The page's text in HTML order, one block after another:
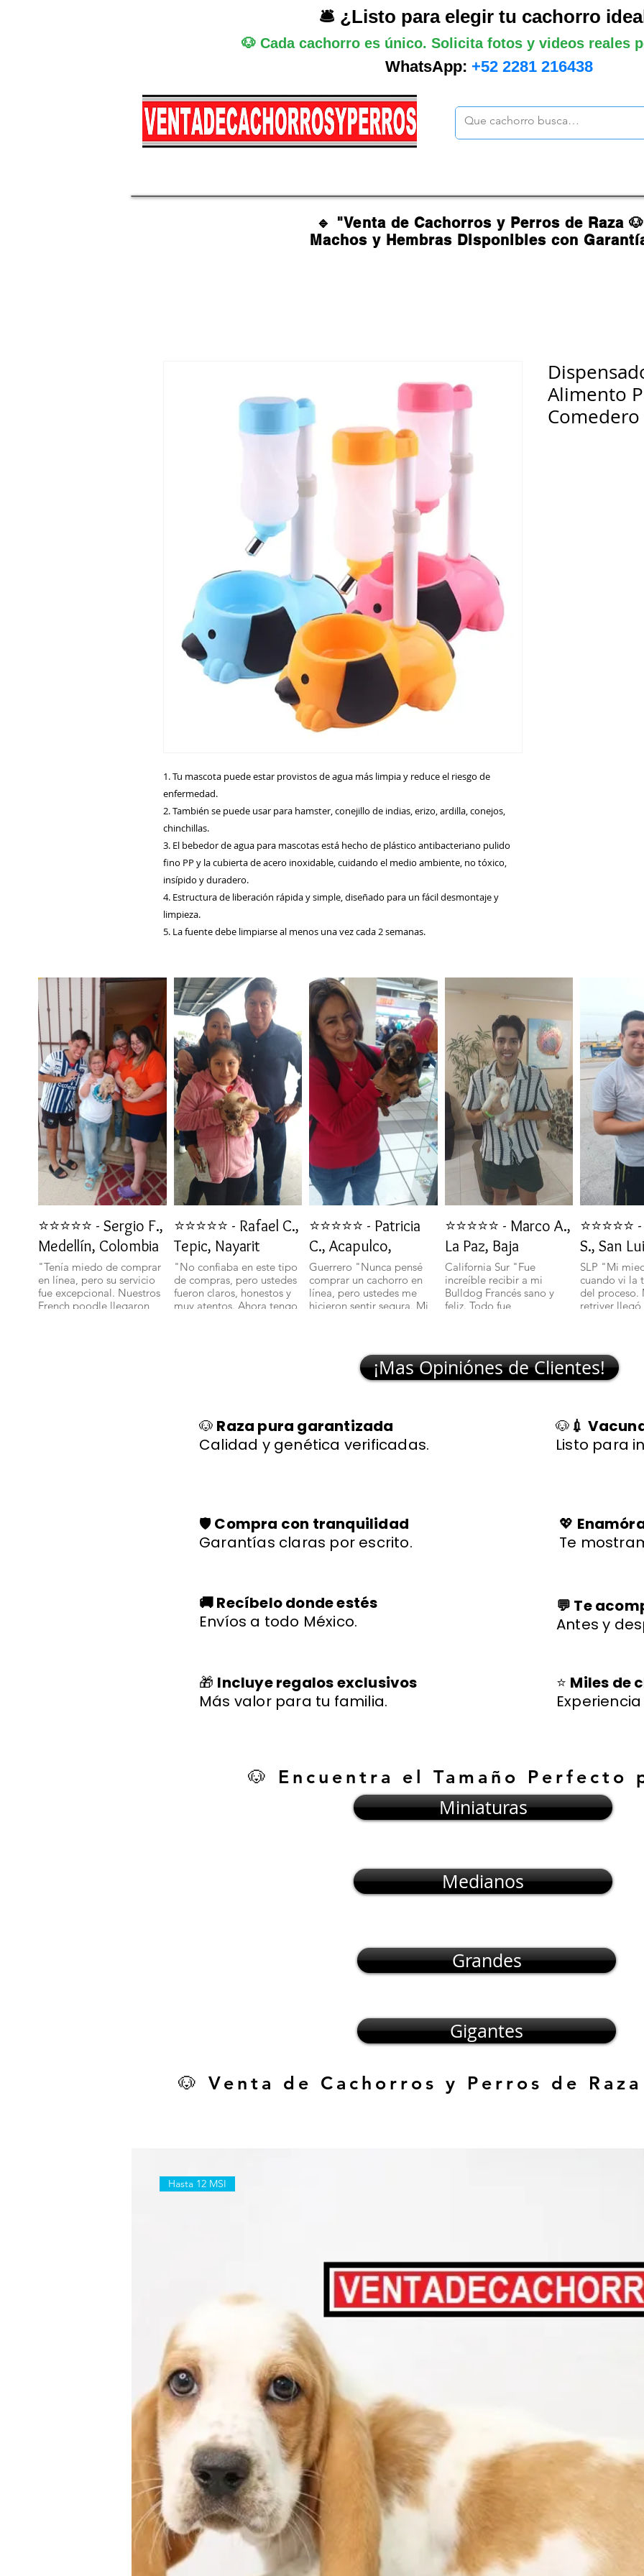
🛎️ ¿Listo para elegir tu cachorro
🐶 Cada cachorro es único. Solicita fotos y videos reales
WhatsApp: +52 2281 216438
🔹 "Venta de Cachorros y Perros de Raza 🐶
Machos y Hembras Disponibles con
1. Tu mascota puede estar provistos de agua más limpia y reduce el riesgo de
enfermedad.
2. También se puede usar para hamster, conejillo de indias, erizo, ardilla, conejos,
chinchillas.
3. El bebedor de agua para mascotas está hecho de plástico antibacteriano pulido
fino PP y la cubierta de acero inoxidable, cuidando el medio ambiente, no tóxico,
insípido y duradero.
4. Estructura de liberación rápida y simple, diseñado para un fácil desmontaje y
limpieza.
5. La fuente debe limpiarse al menos una vez cada 2 semanas.
Alimento
Comedero
⭐⭐⭐⭐⭐ - Sergio F.,
Medellín, Colombia
"Tenía miedo de comprar
en línea, pero su servicio
fue excepcional. Nuestros
French poodle llegaron
⭐⭐⭐⭐⭐ - Rafael C.,
Tepic, Nayarit
"No confiaba en este tipo
de compras, pero ustedes
fueron claros, honestos y
muy atentos. Ahora tengo
⭐⭐⭐⭐⭐ - Patricia
C., Acapulco,
Guerrero "Nunca pensé
comprar un cachorro en
línea, pero ustedes me
hicieron sentir segura. Mi
⭐⭐⭐⭐⭐ - Marco A.,
La Paz, Baja
California Sur "Fue
increíble recibir a mi
Bulldog Francés sano y
feliz. Todo fue
S., San
SLP "Mi
cuando vi la
del proceso.
retriver llegó
¡Mas Opiniónes de Clientes!
🐶 Raza pura garantizada
Calidad y genética verificadas.
🐶 💉
Listo para
🛡️Compra con tranquilidad
Garantías claras por escrito.
🚚 Recíbelo donde estés
Envíos a todo México.
🎁 Incluye regalos exclusivos
Más valor para tu familia.
💖
Te
💬 Te
Antes y
⭐ Miles de
🐶 Encuentra el Tamaño Perfecto
Miniaturas
Medianos
Grandes
Gigantes
🐶 Venta de Cachorros y Perros de
Hasta 12 MSI